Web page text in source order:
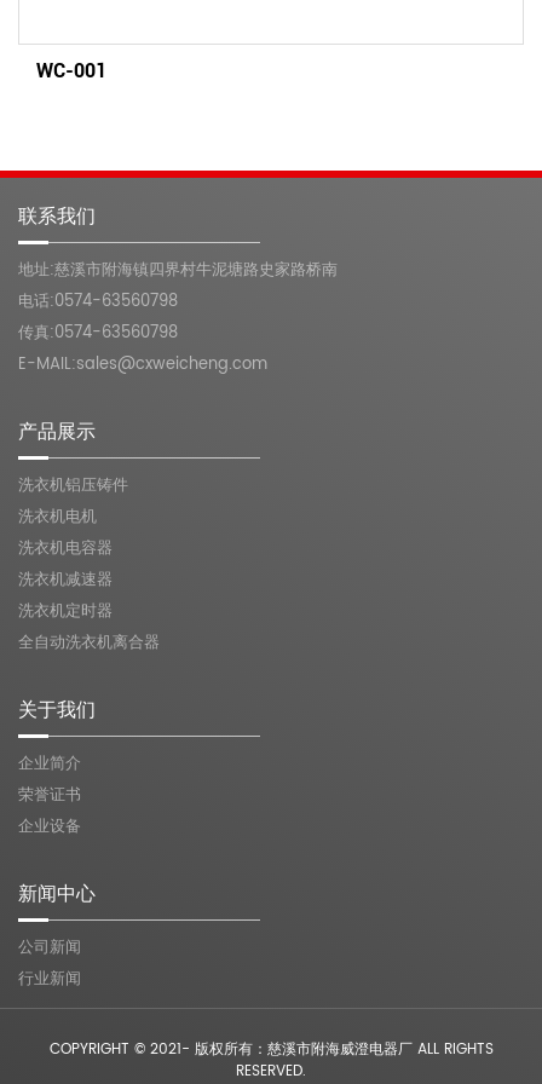
WC-001
联系我们
地址:慈溪市附海镇四界村牛泥塘路史家路桥南
电话:0574-63560798
传真:0574-63560798
E-MAIL:sales@cxweicheng.com
产品展示
洗衣机铝压铸件
洗衣机电机
洗衣机电容器
洗衣机减速器
洗衣机定时器
全自动洗衣机离合器
关于我们
企业简介
荣誉证书
企业设备
新闻中心
公司新闻
行业新闻
COPYRIGHT © 2021- 版权所有：慈溪市附海威澄电器厂 ALL RIGHTS
RESERVED.